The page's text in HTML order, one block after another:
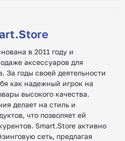
в 2011 году и
аксессуаров для
За годы своей деятельности
как надежный игрок на
высокого качества.
делает на стиль и
что позволяет ей
Smart.Store активно
сеть, предлагая